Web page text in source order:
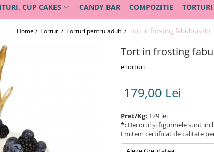
CUP CAKES CANDY BAR COMPOZITIE
Home / Torturi / Torturi pentru adulti / Tort in frosting fabulous 40
Tort in frosting
eTorturi
179,00 Lei
Pret/Kg: 179 lei
*: Decorul și figurinele sunt
Emitem certificat de calitate